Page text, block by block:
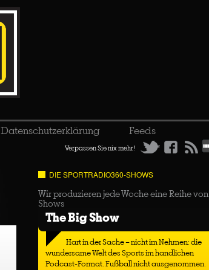
Datenschutzerklärung Feeds
Verpassen Sie nix mehr!
DIE SPORTRADIO360-SHOWS
Wir produzieren jede Woche eine Reihe von
Shows
The Big Show
Hart in der Sache – nicht im Nehmen: die
wundersame Welt des Sports im handlichen
Podcast-Format. Fußball nicht ausgenommen.